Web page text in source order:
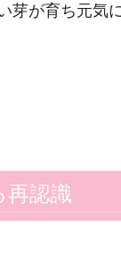
芽が育ち元気
再認識